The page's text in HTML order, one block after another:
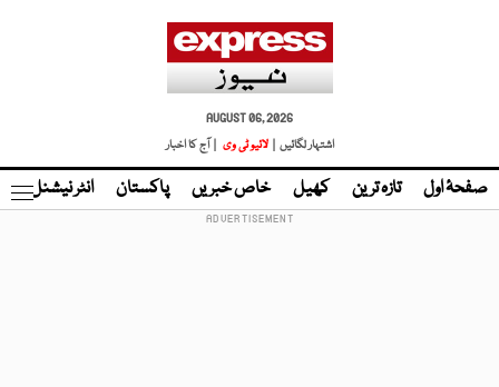
AUGUST 06, 2026
اشتہار لگائیں |
لائیو ٹی وی | آج کا اخبار
صفحۂ اول تازہ ترین کھیل خاص خبریں پاکستان انٹر نیشنل